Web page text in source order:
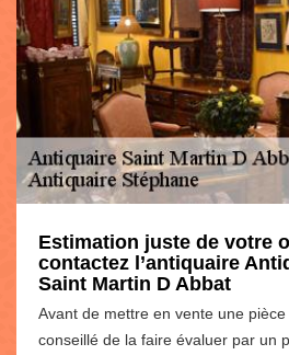
Estimation juste de votre
contactez l’antiquaire
Saint Martin D Abbat
Avant de mettre en vente une
conseillé de la faire évaluer par un